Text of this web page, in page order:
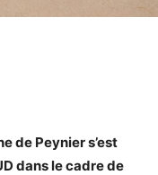
de Peynier s’est
dans le cadre de